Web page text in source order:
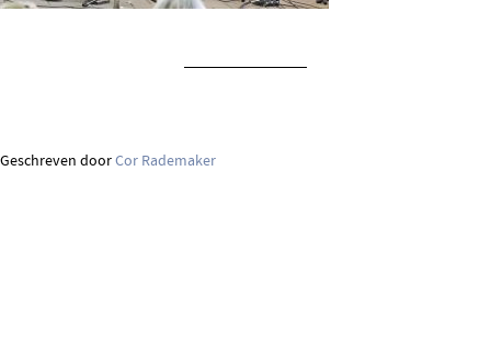
Geschreven doorCor Rademaker